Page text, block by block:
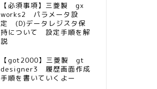
【必須事項】三菱製 gx
works2 パラメータ設
定 (D)データレジスタ保
持について 設定手順を解
説
【got2000】三菱製 gt
designer3 履歴画面作成
手順を書いていくよー